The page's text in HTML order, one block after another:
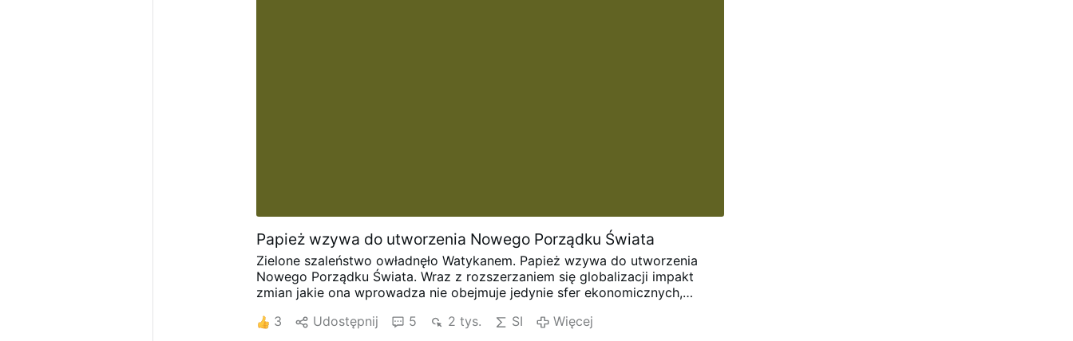
Papież wzywa do utworzenia Nowego Porządku Świata
Zielone szaleństwo owładnęło Watykanem. Papież wzywa do utworzenia
Nowego Porządku Świata. Wraz z rozszerzaniem się globalizacji impakt
zmian jakie ona wprowadza nie obejmuje jedynie sfer ekonomicznych,
co do transformacji obecnych systemów religijnych i połączenia ich w jeden
3 Udostępnij 5 2 tys. SI
Więcej